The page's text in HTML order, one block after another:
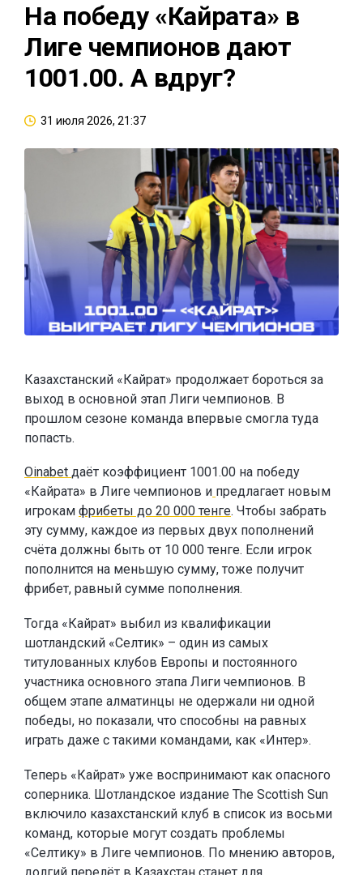
На победу «Кайрата» в
Лиге чемпионов дают
1001.00. А вдруг?
31 июля 2026, 21:37
Казахстанский «Кайрат» продолжает бороться за
выход в основной этап Лиги чемпионов. В
прошлом сезоне команда впервые смогла туда
попасть.
Oinabet даёт коэффициент 1001.00 на победу
«Кайрата» в Лиге чемпионов и предлагает новым
игрокам фрибеты до 20 000 тенге. Чтобы забрать
эту сумму, каждое из первых двух пополнений
счёта должны быть от 10 000 тенге. Если игрок
пополнится на меньшую сумму, тоже получит
фрибет, равный сумме пополнения.
Тогда «Кайрат» выбил из квалификации
шотландский «Селтик» – один из самых
титулованных клубов Европы и постоянного
участника основного этапа Лиги чемпионов. В
общем этапе алматинцы не одержали ни одной
победы, но показали, что способны на равных
играть даже с такими командами, как «Интер».
Теперь «Кайрат» уже воспринимают как опасного
соперника. Шотландское издание The Scottish Sun
включило казахстанский клуб в список из восьми
команд, которые могут создать проблемы
«Селтику» в Лиге чемпионов. По мнению авторов,